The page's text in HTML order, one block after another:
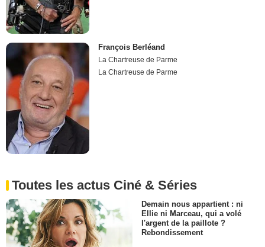
François Berléand
La Chartreuse de Parme
La Chartreuse de Parme
Toutes les actus Ciné & Séries
Demain nous appartient : ni
Ellie ni Marceau, qui a volé
l'argent de la paillote ?
Rebondissement